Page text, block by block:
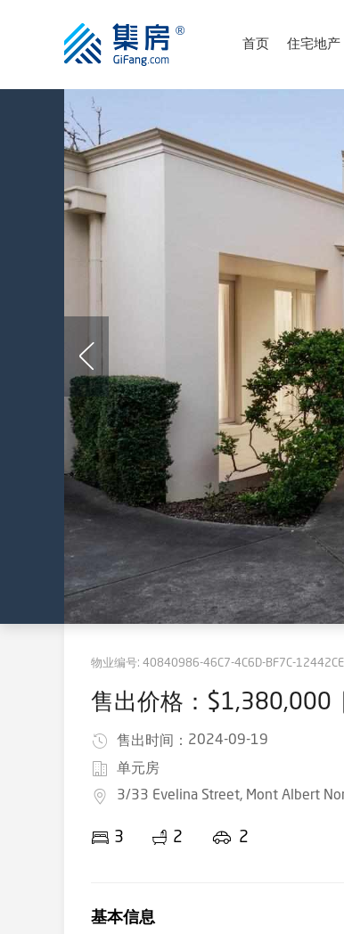
首页 住宅地产
物业编号: 40840986-46C7-4C6D-BF7C-
售出价格：$1,380,000
售出时间： 2024-09-19
单元房
3/33 Evelina Street, Mont Albert
3 2 2
基本信息